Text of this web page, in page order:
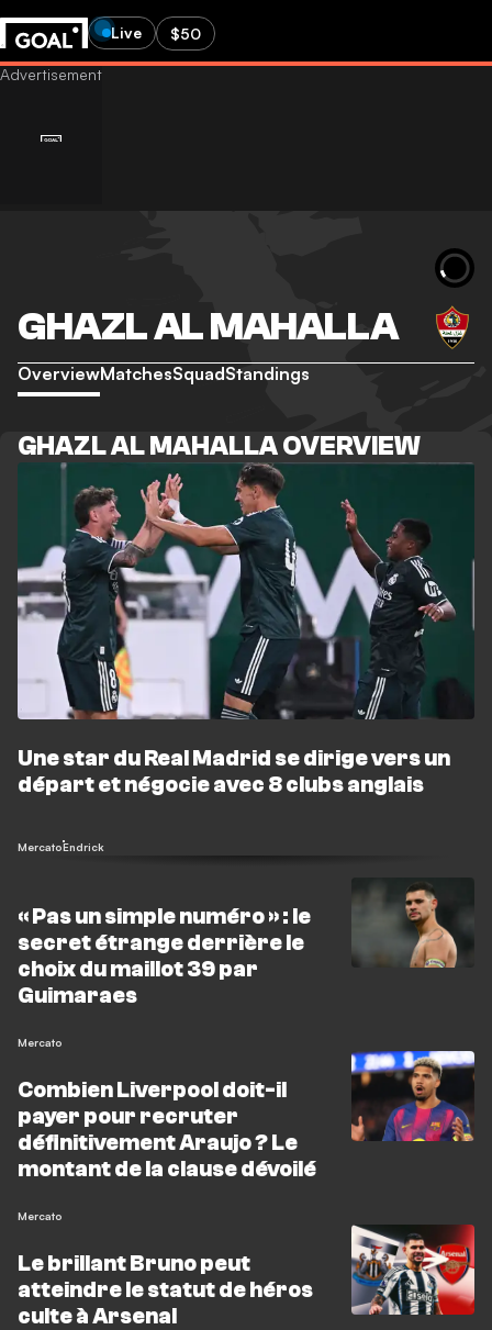
Live $50
GHAZL AL MAHALLA
OverviewMatchesSquadStandings
GHAZL AL MAHALLA OVERVIEW
Une star du Real Madrid se dirige vers un
départ et négocie avec 8 clubs anglais
MercatoEndrick
« Pas un simple numéro » : le
secret étrange derrière le
choix du maillot 39 par
Guimaraes
Mercato
Combien Liverpool doit-il
payer pour recruter
définitivement Araujo ? Le
montant de la clause dévoilé
Mercato
Le brillant Bruno peut
atteindre le statut de héros
culte à Arsenal